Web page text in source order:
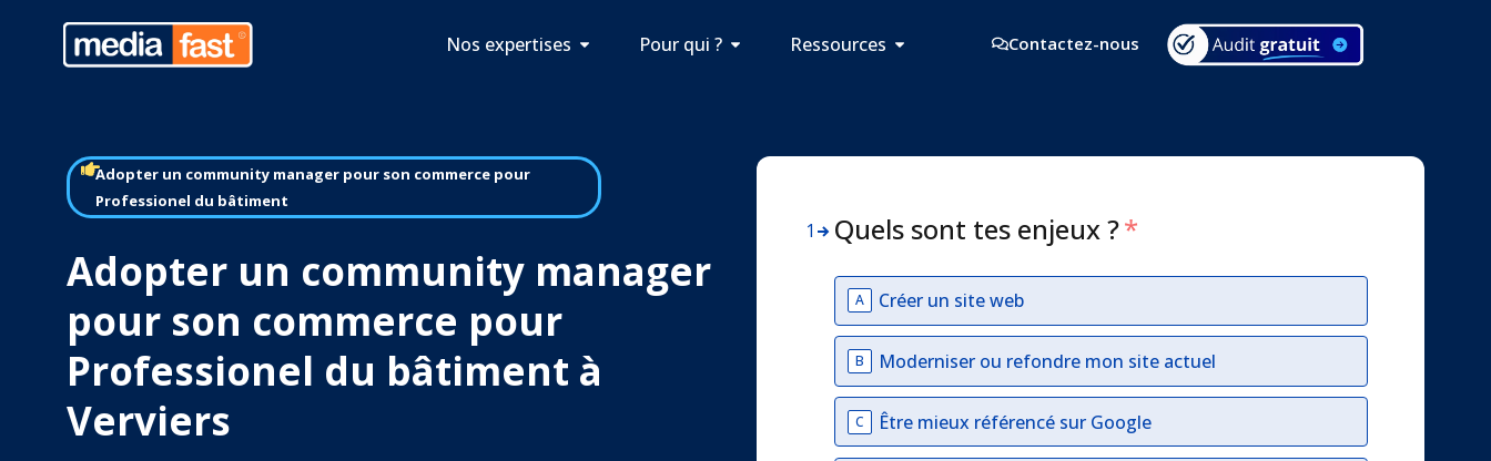
Nos expertises Pour qui ? Ressources Contactez-nous
Adopter un community manager pour son commerce pour
Professionel du bâtiment
Adopter un community manager
pour son commerce pour
Professionel du bâtiment à
Verviers
1 Quels sont tes enjeux ?*
A Créer un site web
B Moderniser ou refondre mon site actuel
C Être mieux référencé sur Google